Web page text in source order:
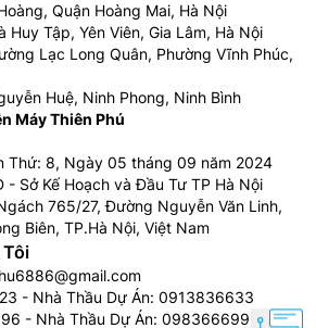
Quận Hoàng Mai, Hà Nội
Huy Tập, Yên Viên, Gia Lâm, Hà Nội
Lạc Long Quân, Phường Vĩnh Phúc,
Huệ, Ninh Phong, Ninh Bình
Máy Thiên Phú
Thứ: 8, Ngày 05 tháng 09 năm 2024
- Sở Kế Hoạch và Đầu Tư TP Hà Nội
765/27, Đường Nguyễn Văn Linh,
Biên, TP.Hà Nội, Việt Nam
- Nhà Thầu Dự Án: 0913836633
- Nhà Thầu Dự Án: 0983666996